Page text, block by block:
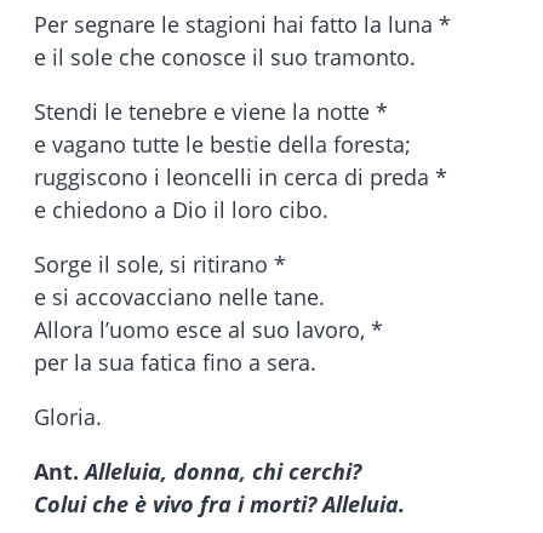
Per segnare le stagioni hai fatto la luna *
e il sole che conosce il suo tramonto.
Stendi le tenebre e viene la notte *
e vagano tutte le bestie della foresta;
ruggiscono i leoncelli in cerca di preda *
e chiedono a Dio il loro cibo.
Sorge il sole, si ritirano *
e si accovacciano nelle tane.
Allora l’uomo esce al suo lavoro, *
per la sua fatica fino a sera.
Gloria.
Ant.Alleluia, donna, chi cerchi?
Colui che è vivo fra i morti? Alleluia.